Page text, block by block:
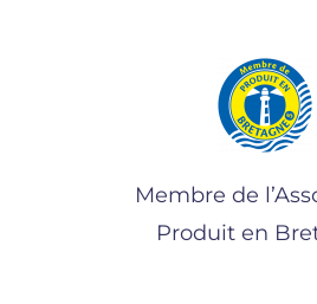
Membre de
Produit en